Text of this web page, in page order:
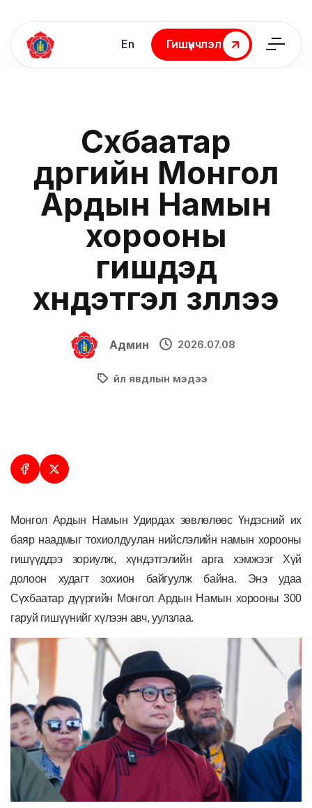
En
Гишүүнчлэл
Гишүүнчлэл
Сүхбаатар
дүүргийн Монгол
Ардын Намын
хорооны
гишүүдэд
хүндэтгэл үзүүллээ
Админ 2026.07.08
Үйл явдлын мэдээ
Монгол Ардын Намын Удирдах зөвлөлөөс Үндэсний их
баяр наадмыг тохиолдуулан нийслэлийн намын хорооны
гишүүддээ зориулж, хүндэтгэлийн арга хэмжээг Хүй
долоон худагт зохион байгуулж байна. Энэ удаа
Сүхбаатар дүүргийн Монгол Ардын Намын хорооны 300
гаруй гишүүнийг хүлээн авч, уулзлаа.